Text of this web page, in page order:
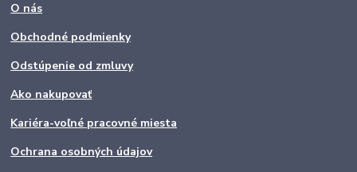
O nás
Obchodné podmienky
Odstúpenie od zmluvy
Ako nakupovať
Kariéra-voľné pracovné miesta
Ochrana osobných údajov